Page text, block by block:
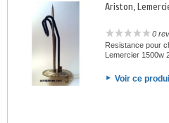
Ariston,
0
Resistance pour
Lemercier 1500w
Voir ce